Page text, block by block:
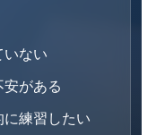
いない
がある
練習したい